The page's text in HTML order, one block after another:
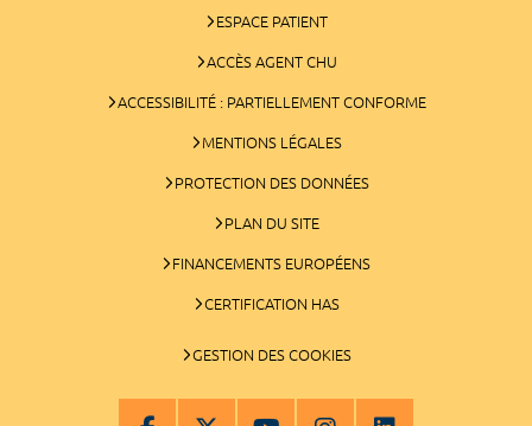
ESPACE PATIENT
ACCÈS AGENT CHU
ACCESSIBILITÉ : PARTIELLEMENT CONFORME
MENTIONS LÉGALES
PROTECTION DES DONNÉES
PLAN DU SITE
FINANCEMENTS EUROPÉENS
CERTIFICATION HAS
GESTION DES COOKIES